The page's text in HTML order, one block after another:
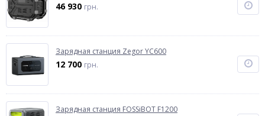
46 930 грн.
Зарядная станция Zegor YC600
12 700 грн.
Зарядная станция FOSSiBOT F1200